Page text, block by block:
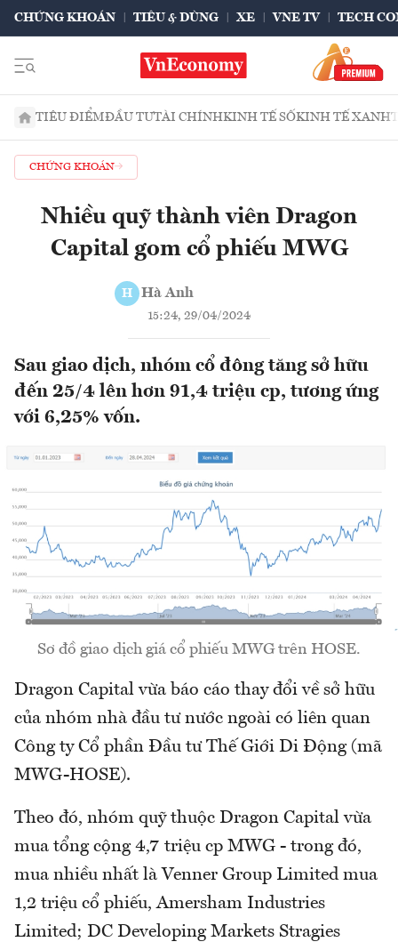
CHỨNG KHOÁN TIÊU & DÙNG XE VNE TV TECH
TIÊU ĐIỂMĐẦU TƯTÀI CHÍNHKINH TẾ SỐKINH TẾ XANH
CHỨNG KHOÁN
Nhiều quỹ thành viên Dragon
Capital gom cổ phiếu MWG
H Hà Anh
15:24, 29/04/2024
Sau giao dịch, nhóm cổ đông tăng sở hữu
đến 25/4 lên hơn 91,4 triệu cp, tương ứng
với 6,25% vốn.
Sơ đồ giao dịch giá cổ phiếu MWG trên HOSE.
Dragon Capital vừa báo cáo thay đổi về sở hữu
của nhóm nhà đầu tư nước ngoài có liên quan
Công ty Cổ phần Đầu tư Thế Giới Di Động (mã
MWG-HOSE).
Theo đó, nhóm quỹ thuộc Dragon Capital vừa
mua tổng cộng 4,7 triệu cp MWG - trong đó,
mua nhiều nhất là Venner Group Limited mua
1,2 triệu cổ phiếu, Amersham Industries
Limited; DC Developing Markets Stragies